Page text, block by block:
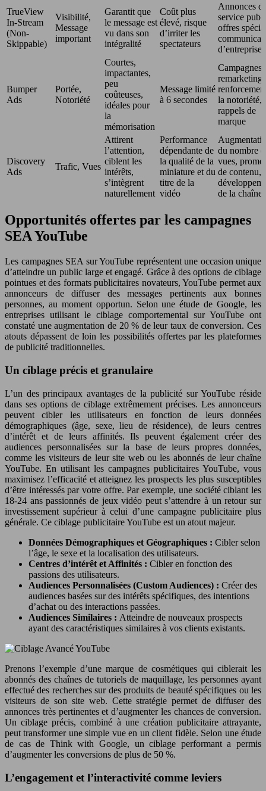
TrueView
In-Stream
(Non-
Skippable)
Visibilité,
Message
important
Garantit que
le message est
vu dans son
intégralité
Coût plus
élevé, risque
d’irriter les
spectateurs
Annonces
service
offres
d’entreprise
Bumper
Ads
Portée,
Notoriété
Courtes,
impactantes,
peu
coûteuses,
idéales pour
la
mémorisation
Message limité
à 6 secondes
Campagnes
remarketing,
la notoriété,
rappels de
marque
Discovery
Ads
Trafic, Vues
Attirent
l’attention,
ciblent les
intérêts,
s’intègrent
naturellement
Performance
dépendante de
la qualité de la
miniature et du
titre de la
vidéo
du nombre
vues,
de contenu,
de la chaîne
Opportunités offertes par les campagnes
SEA YouTube
Les campagnes SEA sur YouTube représentent une occasion unique
d’atteindre un public large et engagé. Grâce à des options de ciblage
pointues et des formats publicitaires novateurs, YouTube permet aux
annonceurs de diffuser des messages pertinents aux bonnes
personnes, au moment opportun. Selon une étude de Google, les
entreprises utilisant le ciblage comportemental sur YouTube ont
constaté une augmentation de 20 % de leur taux de conversion. Ces
atouts dépassent de loin les possibilités offertes par les plateformes
de publicité traditionnelles.
Un ciblage précis et granulaire
L’un des principaux avantages de la publicité sur YouTube réside
dans ses options de ciblage extrêmement précises. Les annonceurs
peuvent cibler les utilisateurs en fonction de leurs données
démographiques (âge, sexe, lieu de résidence), de leurs centres
d’intérêt et de leurs affinités. Ils peuvent également créer des
audiences personnalisées sur la base de leurs propres données,
comme les visiteurs de leur site web ou les abonnés de leur chaîne
YouTube. En utilisant les campagnes publicitaires YouTube, vous
maximisez l’efficacité et atteignez les prospects les plus susceptibles
d’être intéressés par votre offre. Par exemple, une société ciblant les
18-24 ans passionnés de jeux vidéo peut s’attendre à un retour sur
investissement supérieur à celui d’une campagne publicitaire plus
générale. Ce ciblage publicitaire YouTube est un atout majeur.
Données Démographiques et Géographiques : Cibler selon
l’âge, le sexe et la localisation des utilisateurs.
Centres d’intérêt et Affinités : Cibler en fonction des
passions des utilisateurs.
Audiences Personnalisées (Custom Audiences) : Créer des
audiences basées sur des intérêts spécifiques, des intentions
d’achat ou des interactions passées.
Audiences Similaires : Atteindre de nouveaux prospects
ayant des caractéristiques similaires à vos clients existants.
Prenons l’exemple d’une marque de cosmétiques qui ciblerait les
abonnés des chaînes de tutoriels de maquillage, les personnes ayant
effectué des recherches sur des produits de beauté spécifiques ou les
visiteurs de son site web. Cette stratégie permet de diffuser des
annonces très pertinentes et d’augmenter les chances de conversion.
Un ciblage précis, combiné à une création publicitaire attrayante,
peut transformer une simple vue en un client fidèle. Selon une étude
de cas de Think with Google, un ciblage performant a permis
d’augmenter les conversions de plus de 50 %.
L’engagement et l’interactivité comme leviers